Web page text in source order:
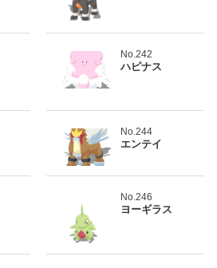
No.242
ハピナス
No.244
エンテイ
No.246
ヨーギラス